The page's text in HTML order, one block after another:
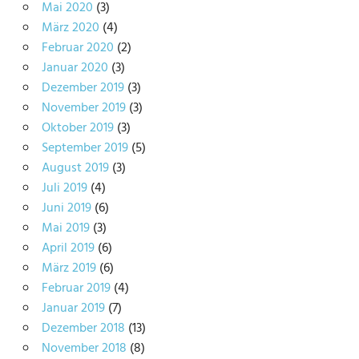
Mai 2020 (3)
März 2020 (4)
Februar 2020 (2)
Januar 2020 (3)
Dezember 2019(3)
November 2019(3)
Oktober 2019(3)
September 2019(5)
August 2019(3)
Juli 2019(4)
Juni 2019(6)
Mai 2019(3)
April 2019(6)
März 2019(6)
Februar 2019(4)
Januar 2019(7)
Dezember 2018 (13)
November 2018 (8)